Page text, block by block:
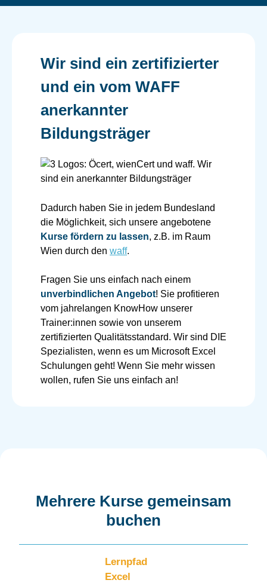
Wir sind ein zertifizierter
und ein vom WAFF
anerkannter
Bildungsträger
Dadurch haben Sie in jedem Bundesland
die Möglichkeit, sich unsere angebotene
Kurse fördern zu lassen, z.B. im Raum
Wien durch den waff.
Fragen Sie uns einfach nach einem
unverbindlichen Angebot! Sie profitieren
vom jahrelangen KnowHow unserer
Trainer:innen sowie von unserem
zertifizierten Qualitätsstandard. Wir sind DIE
Spezialisten, wenn es um Microsoft Excel
Schulungen geht! Wenn Sie mehr wissen
wollen, rufen Sie uns einfach an!
Mehrere Kurse gemeinsam
buchen
Lernpfad
Excel